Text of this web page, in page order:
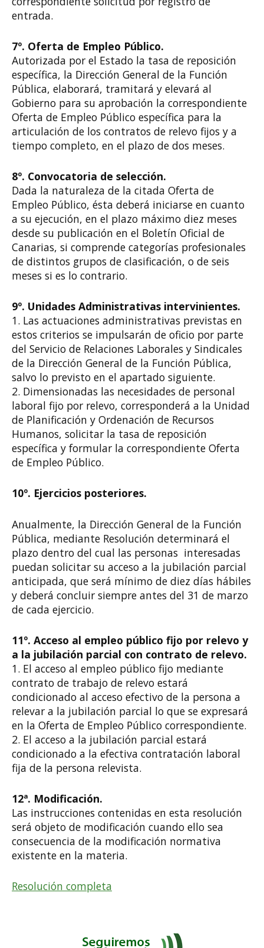
entrada.
7º. Oferta de Empleo Público.
Autorizada por el Estado la tasa de reposición
específica, la Dirección General de la Función
Pública, elaborará, tramitará y elevará al
Gobierno para su aprobación la correspondiente
Oferta de Empleo Público específica para la
articulación de los contratos de relevo fijos y a
tiempo completo, en el plazo de dos meses.
8º. Convocatoria de selección.
Dada la naturaleza de la citada Oferta de
Empleo Público, ésta deberá iniciarse en cuanto
a su ejecución, en el plazo máximo diez meses
desde su publicación en el Boletín Oficial de
Canarias, si comprende categorías profesionales
de distintos grupos de clasificación, o de seis
meses si es lo contrario.
9º. Unidades Administrativas intervinientes.
1. Las actuaciones administrativas previstas en
estos criterios se impulsarán de oficio por parte
del Servicio de Relaciones Laborales y Sindicales
de la Dirección General de la Función Pública,
salvo lo previsto en el apartado siguiente.
2. Dimensionadas las necesidades de personal
laboral fijo por relevo, corresponderá a la Unidad
de Planificación y Ordenación de Recursos
Humanos, solicitar la tasa de reposición
específica y formular la correspondiente Oferta
de Empleo Público.
10º. Ejercicios posteriores.
Anualmente, la Dirección General de la Función
Pública, mediante Resolución determinará el
plazo dentro del cual las personas interesadas
puedan solicitar su acceso a la jubilación parcial
anticipada, que será mínimo de diez días hábiles
y deberá concluir siempre antes del 31 de marzo
de cada ejercicio.
11º. Acceso al empleo público fijo por relevo y
a la jubilación parcial con contrato de relevo.
1. El acceso al empleo público fijo mediante
contrato de trabajo de relevo estará
condicionado al acceso efectivo de la persona a
relevar a la jubilación parcial lo que se expresará
en la Oferta de Empleo Público correspondiente.
2. El acceso a la jubilación parcial estará
condicionado a la efectiva contratación laboral
fija de la persona relevista.
12ª. Modificación.
Las instrucciones contenidas en esta resolución
será objeto de modificación cuando ello sea
consecuencia de la modificación normativa
existente en la materia.
Resolución completa